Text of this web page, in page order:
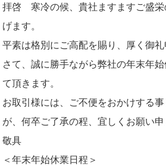
拝啓 寒冷の候、貴社ますますご盛栄
げます。
平素は格別にご高配を賜り、厚く御礼
さて、誠に勝手ながら弊社の年末年
て頂きます。
お取引様には、ご不便をおかけする
が、何卒ご了承の程、宜しくお願い申
敬具
＜年末年始休業日程＞